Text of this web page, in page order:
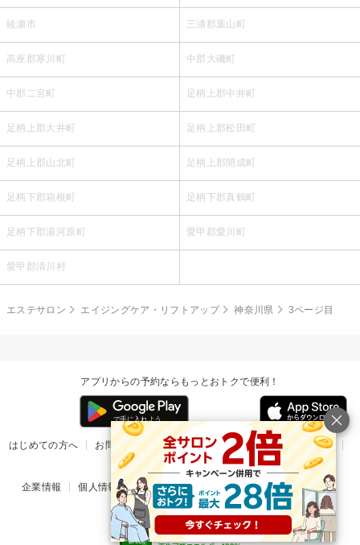
綾瀬市 三浦郡葉山町
高座郡寒川町 中郡大磯町
中郡二宮町 足柄上郡中井町
足柄上郡大井町 足柄上郡松田町
足柄上郡山北町 足柄上郡開成町
足柄下郡箱根町 足柄下郡真鶴町
足柄下郡湯河原町 愛甲郡愛川町
愛甲郡清川村
エステサロン エイジングケア・リフトアップ 神奈川県 3ページ目
アプリからの予約ならもっとおトクで便利！
はじめての方へ お問い合わせ ヘルプ リリース情報
利用規約
掲載ご希望のサロン様
企業情報 個人情報保護方針 楽天のサービス一覧 アプリ一覧
© Rakuten Group, Inc.